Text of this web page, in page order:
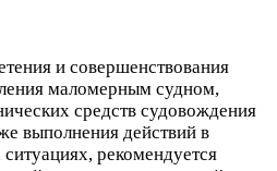
и совершенствования
маломерным судном,
средств судовождения
выполнения действий в
рекомендуется